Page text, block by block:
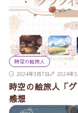
時空の絵旅人
2024年3月7日
2024年3
時空の絵旅人「
感想